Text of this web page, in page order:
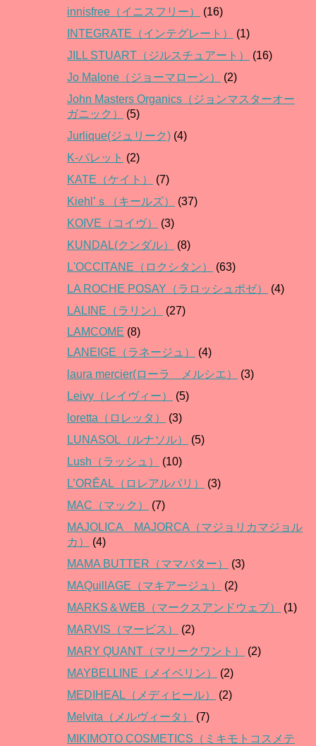
innisfree（イニスフリー）
(16)
INTEGRATE（インテグレート）
(1)
JILL STUART（ジルスチュアート）
(16)
Jo Malone（ジョーマローン）
(2)
John Masters Organics（ジョンマスターオー
ガニック）
(5)
Jurlique(ジュリーク) (4)
K-パレット (2)
KATE（ケイト）
(7)
Kiehl’ｓ（キールズ）
(37)
KOIVE（コイヴ）
(3)
KUNDAL(クンダル）
(8)
L'OCCITANE（ロクシタン）
(63)
LA ROCHE POSAY（ラロッシュポゼ）
(4)
LALINE（ラリン）
(27)
LAMCOME (8)
LANEIGE（ラネージュ）
(4)
laura mercier(ローラ メルシエ）
(3)
Leivy（レイヴィー）
(5)
loretta（ロレッタ）
(3)
LUNASOL（ルナソル）
(5)
Lush（ラッシュ）
(10)
L’ORĒAL（ロレアルパリ）
(3)
MAC（マック）
(7)
MAJOLICA MAJORCA（マジョリカマジョル
カ）
(4)
MAMA BUTTER（ママバター）
(3)
MAQuillAGE（マキアージュ）
(2)
MARKS＆WEB（マークスアンドウェブ）
(1)
MARVIS（マービス）
(2)
MARY QUANT（マリークワント）
(2)
MAYBELLINE（メイベリン）
(2)
MEDIHEAL（メディヒール）
(2)
Melvita（メルヴィータ）
(7)
MIKIMOTO COSMETICS（ミキモトコスメテ